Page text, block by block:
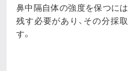
鼻中隔自体の強度を保つに
残す必要があり、その分採
す。